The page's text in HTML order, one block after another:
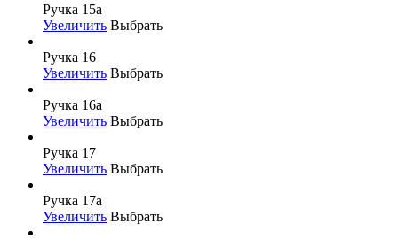
Ручка 15а
Увеличить Выбрать
Ручка 16
Увеличить Выбрать
Ручка 16а
Увеличить Выбрать
Ручка 17
Увеличить Выбрать
Ручка 17а
Увеличить Выбрать